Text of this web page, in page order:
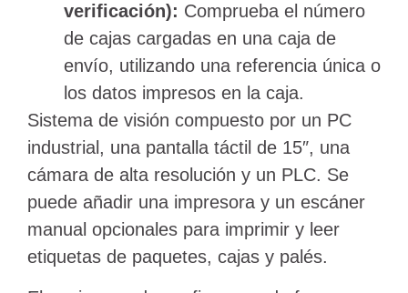
verificación): Comprueba el número
de cajas cargadas en una caja de
envío, utilizando una referencia única o
los datos impresos en la caja.
Sistema de visión compuesto por un PC
industrial, una pantalla táctil de 15″, una
cámara de alta resolución y un PLC. Se
puede añadir una impresora y un escáner
manual opcionales para imprimir y leer
etiquetas de paquetes, cajas y palés.